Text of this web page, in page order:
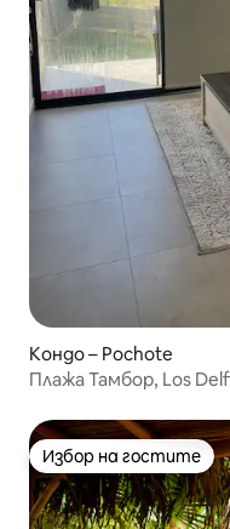
Кондо – Pochote
Плажа Тамбор, Los
Избор на гостите
Избор на гостите